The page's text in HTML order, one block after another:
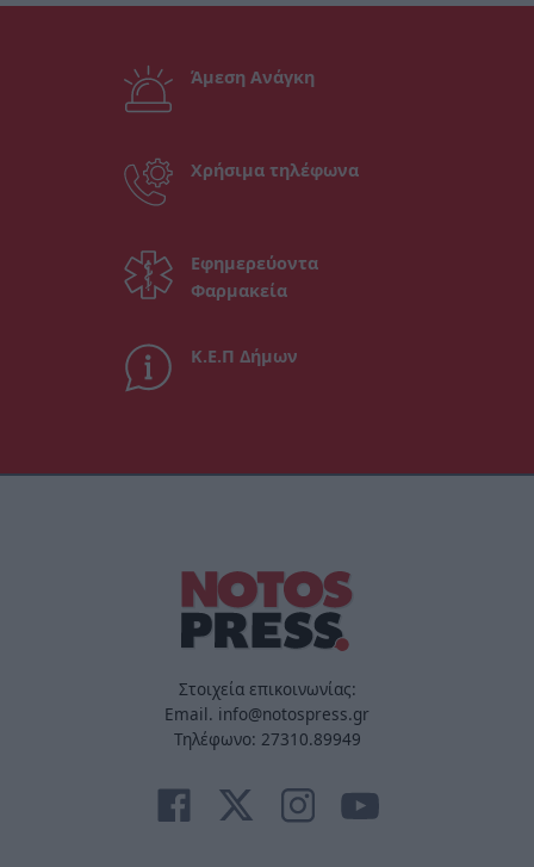
Άμεση Ανάγκη
Χρήσιμα τηλέφωνα
Εφημερεύοντα
Φαρμακεία
Κ.Ε.Π Δήμων
Στοιχεία επικοινωνίας:
Email. info@notospress.gr
Τηλέφωνο: 27310.89949